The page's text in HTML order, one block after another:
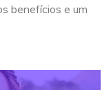
benefícios e um